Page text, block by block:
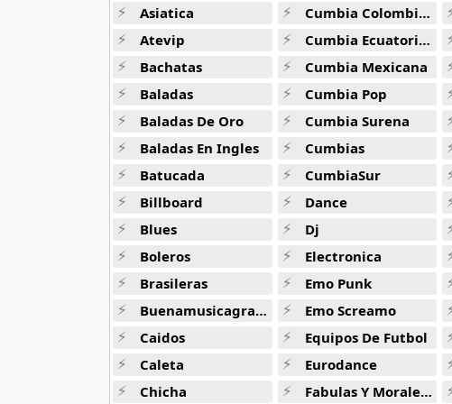
50 músicas online
90s Acoustic Hits
39 músicas online
90s Latin Music
50 músicas online
90s Party Hits
58 músicas online
90s Pop Rock
50 músicas online
50 músicas online
90s Rock
Asiatica
Atevip
Bachatas
Baladas
Baladas De Oro
Baladas En Ingles
Batucada
Billboard
Blues
Boleros
Brasileras
Buenamusicagratis
Caidos
Caleta
Chicha
Cumbia Colombiana
Cumbia Ecuatoriana
Cumbia Mexicana
Cumbia Pop
Cumbia Surena
Cumbias
CumbiaSur
Dance
Dj
Electronica
Emo Punk
Emo Screamo
Equipos De Futbol
Eurodance
Fabulas Y Moralejas